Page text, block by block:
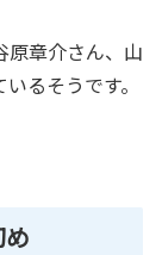
原章介さん、山
るそうです。